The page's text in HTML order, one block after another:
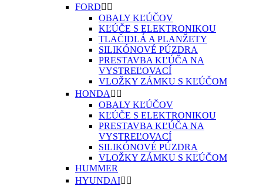
FORD 
OBALY KĽÚČOV
KĽÚČE S ELEKTRONIKOU
TLAČIDLÁ A PLANŽETY
SILIKÓNOVÉ PÚZDRA
PRESTAVBA KĽÚČA NA
VYSTREĽOVACÍ
VLOŽKY ZÁMKU S KĽÚČOM
HONDA  
OBALY KĽÚČOV
KĽÚČE S ELEKTRONIKOU
PRESTAVBA KĽÚČA NA
VYSTREĽOVACÍ
SILIKÓNOVÉ PÚZDRA
VLOŽKY ZÁMKU S KĽÚČOM
HUMMER
HYUNDAI 